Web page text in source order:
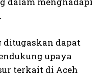
ditugaskan dapat
upaya
terkait di Aceh